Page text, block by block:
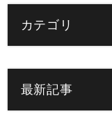
カテゴリ
最新記事